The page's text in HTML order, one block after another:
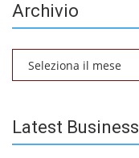
Archivio
Latest Business